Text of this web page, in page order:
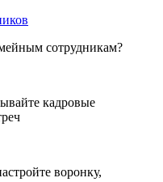
сотрудникам?
кадровые
воронку,